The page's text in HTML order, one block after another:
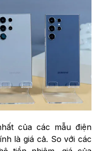
của các mẫu điện
là giá cả. So với các